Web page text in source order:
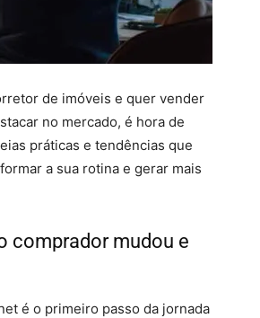
de imóveis e quer vender
no mercado, é hora de
práticas e tendências que
a sua rotina e gerar mais
comprador mudou e
é o primeiro passo da jornada